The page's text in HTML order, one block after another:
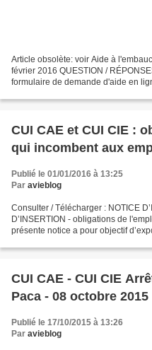
Article obsolète: voir Aide à
février 2016 QUESTION /
formulaire de demande d'aide en
CUI CAE et CUI CIE :
qui incombent aux
Publié le 01/01/2016 à 13:25
Par avieblog
Consulter / Télécharger : NOTICE
D’INSERTION - obligations de
présente notice a pour objectif
CUI CAE - CUI CIE
Paca - 08 octobre 2015
Publié le 17/10/2015 à 13:26
Par avieblog